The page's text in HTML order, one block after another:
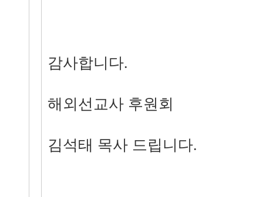
감사합니다.
해외선교사 후원회
김석태 목사 드립니다.